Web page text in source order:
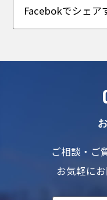
Facebokでシェア
ご相談・ご
お気軽に